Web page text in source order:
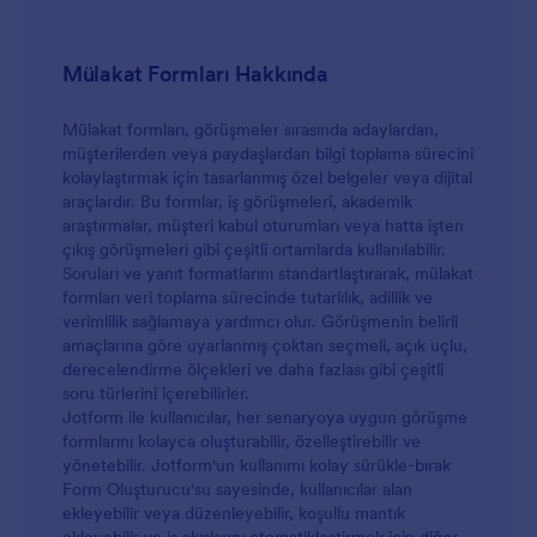
Mülakat Formları Hakkında
Mülakat formları, görüşmeler sırasında adaylardan,
müşterilerden veya paydaşlardan bilgi toplama sürecini
kolaylaştırmak için tasarlanmış özel belgeler veya dijital
araçlardır. Bu formlar, iş görüşmeleri, akademik
araştırmalar, müşteri kabul oturumları veya hatta işten
çıkış görüşmeleri gibi çeşitli ortamlarda kullanılabilir.
Soruları ve yanıt formatlarını standartlaştırarak, mülakat
formları veri toplama sürecinde tutarlılık, adillik ve
verimlilik sağlamaya yardımcı olur. Görüşmenin belirli
amaçlarına göre uyarlanmış çoktan seçmeli, açık uçlu,
derecelendirme ölçekleri ve daha fazlası gibi çeşitli
soru türlerini içerebilirler.
Jotform ile kullanıcılar, her senaryoya uygun görüşme
formlarını kolayca oluşturabilir, özelleştirebilir ve
yönetebilir. Jotform'un kullanımı kolay sürükle-bırak
Form Oluşturucu'su sayesinde, kullanıcılar alan
ekleyebilir veya düzenleyebilir, koşullu mantık